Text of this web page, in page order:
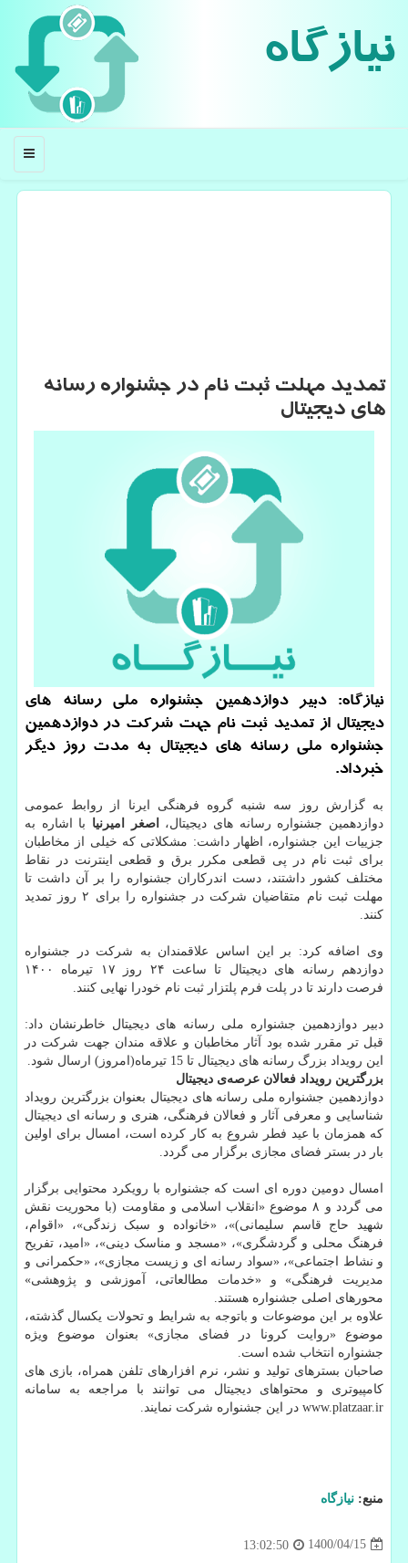
نیازگاه
منو
تمدید مهلت ثبت نام در جشنواره رسانه
های دیجیتال
نیازگاه: دبیر دوازدهمین جشنواره ملی رسانه های
دیجیتال از تمدید ثبت نام جهت شرکت در دوازدهمین
جشنواره ملی رسانه های دیجیتال به مدت روز دیگر
خبرداد.
به گزارش روز سه شنبه گروه فرهنگی ایرنا از روابط عمومی
دوازدهمین جشنواره رسانه های دیجیتال،
اصغر امیرنیا با اشاره به
جزییات این جشنواره، اظهار داشت: مشکلاتی که خیلی از مخاطبان
برای ثبت نام در پی قطعی مکرر برق و قطعی اینترنت در نقاط
مختلف کشور داشتند، دست اندرکاران جشنواره را بر آن داشت تا
مهلت ثبت نام متقاضیان شرکت در جشنواره را برای ۲ روز تمدید
کنند.
وی اضافه کرد: بر این اساس علاقمندان به شرکت در جشنواره
دوازدهم رسانه های دیجیتال تا ساعت ۲۴ روز ۱۷ تیرماه ۱۴۰۰
فرصت دارند تا در پلت فرم پلتزار ثبت نام خودرا نهایی کنند.
دبیر دوازدهمین جشنواره ملی رسانه های دیجیتال خاطرنشان داد:
قبل تر مقرر شده بود آثار مخاطبان و علاقه مندان جهت شرکت در
این رویداد بزرگ رسانه های دیجیتال تا 15 تیرماه(امروز) ارسال شود.
بزرگترین رویداد فعالان عرصه‌ی دیجیتال
دوازدهمین جشنواره ملی رسانه های دیجیتال بعنوان بزرگترین رویداد
شناسایی و معرفی آثار و فعالان فرهنگی، هنری و رسانه ای دیجیتال
که همزمان با عید فطر شروع به کار کرده است، امسال برای اولین
بار در بستر فضای مجازی برگزار می گردد.
امسال دومین دوره ای است که جشنواره با رویکرد محتوایی برگزار
می گردد و ۸ موضوع «انقلاب اسلامی و مقاومت (با محوریت نقش
شهید حاج قاسم سلیمانی)»، «خانواده و سبک زندگی»، «اقوام،
فرهنگ محلی و گردشگری»، «مسجد و مناسک دینی»، «امید، تفریح
و نشاط اجتماعی»، «سواد رسانه ای و زیست مجازی»، «حکمرانی و
مدیریت فرهنگی» و «خدمات مطالعاتی، آموزشی و پژوهشی»
محورهای اصلی جشنواره هستند.
علاوه بر این موضوعات و باتوجه به شرایط و تحولات یکسال گذشته،
موضوع «روایت کرونا در فضای مجازی» بعنوان موضوع ویژه
جشنواره انتخاب شده است.
صاحبان بسترهای تولید و نشر، نرم افزارهای تلفن همراه، بازی های
کامپیوتری و محتواهای دیجیتال می توانند با مراجعه به سامانه
www.platzaar.ir در این جشنواره شرکت نمایند.
منبع: نیازگاه
1400/04/15
13:02:50